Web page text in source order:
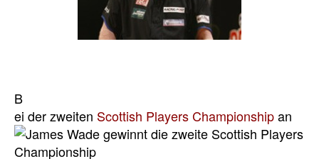
B
ei der zweiten Scottish Players Championshipan